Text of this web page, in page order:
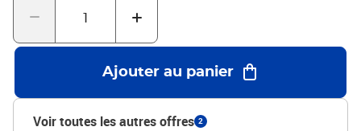
spécifiques.Surface traitée : le dessus de table carré a été verni, il
nécessaire.Design rustique : avec un look simple et épuré, ce
dessus de table carré ajoutera un charme rustique à vos espaces
repas.Couleur : marron clairMatériau : bois de chêne massif avec
finition vernieDimensions : 50 x 50 x 1,5 cm (L x l x é)
Ajouter au panier
Voir toutes les autres offres 2